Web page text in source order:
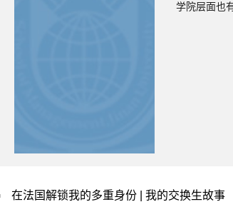
学院层面也
考附件一罗
在法国解锁我的多重身份 | 我的交换生故事